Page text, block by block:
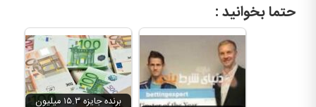
حتما بخوانید :
برنده جایزه ۱۵.۳ میلیون